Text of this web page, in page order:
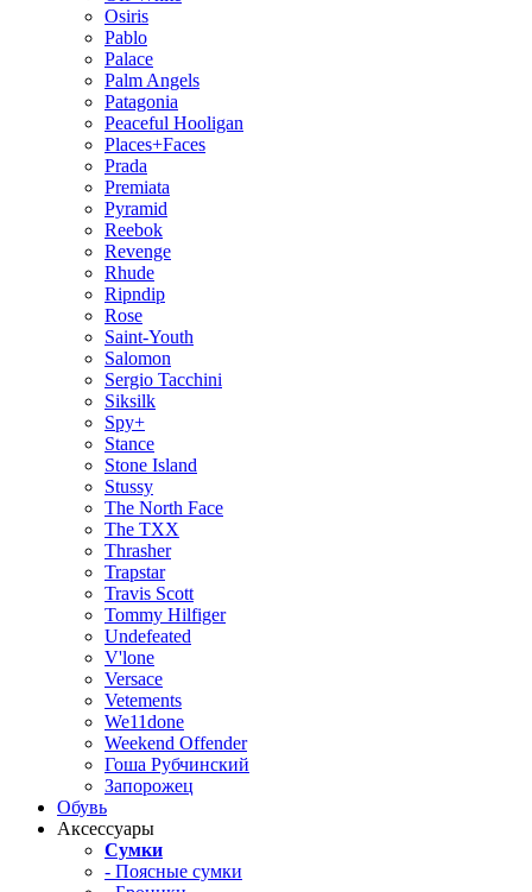
Osiris
Pablo
Palace
Palm Angels
Patagonia
Peaceful Hooligan
Places+Faces
Prada
Premiata
Pyramid
Reebok
Revenge
Rhude
Ripndip
Rose
Saint-Youth
Salomon
Sergio Tacchini
Siksilk
Spy+
Stance
Stone Island
Stussy
The North Face
The TXX
Thrasher
Trapstar
Travis Scott
Tommy Hilfiger
Undefeated
V'lone
Versace
Vetements
We11done
Weekend Offender
Гоша Рубчинский
Запорожец
Обувь
Аксессуары
Сумки
- Поясные сумки